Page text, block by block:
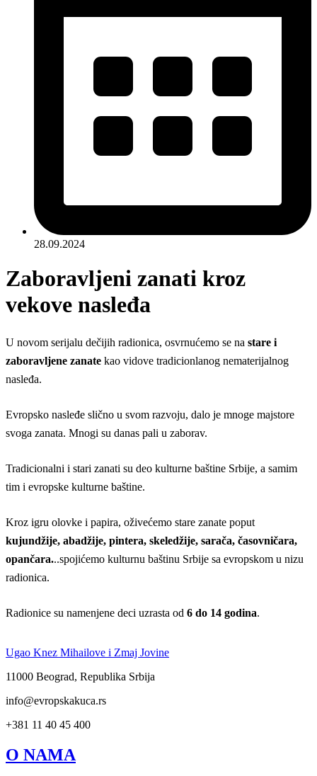
28.09.2024
Zaboravljeni zanati kroz
vekove nasleđa
U novom serijalu dečijih radionica, osvrnućemo se na stare i
zaboravljene zanate kao vidove tradicionlanog nematerijalnog
nasleđa.
Evropsko nasleđe slično u svom razvoju, dalo je mnoge majstore
svoga zanata. Mnogi su danas pali u zaborav.
Tradicionalni i stari zanati su deo kulturne baštine Srbije, a samim
tim i evropske kulturne baštine.
Kroz igru olovke i papira, oživećemo stare zanate poput
kujundžije, abadžije, pintera, skeledžije, sarača, časovničara,
opančara...spojićemo kulturnu baštinu Srbije sa evropskom u nizu
radionica.
Radionice su namenjene deci uzrasta od 6 do 14 godina.
Ugao Knez Mihailove i Zmaj Jovine
11000 Beograd, Republika Srbija
info@evropskakuca.rs
+381 11 40 45 400
O NAMA